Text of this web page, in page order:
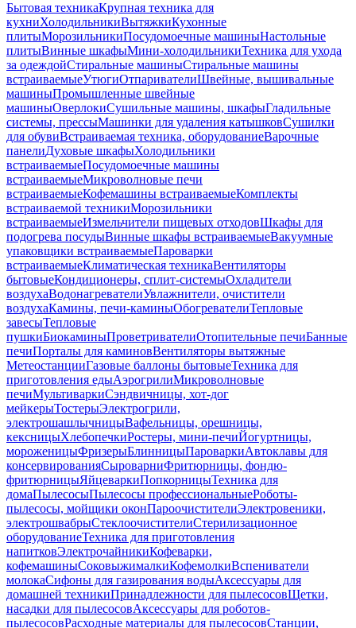
Бытовая техникаКрупная техника для
кухниХолодильникиВытяжкиКухонные
плитыМорозильникиПосудомоечные машиныНастольные
плитыВинные шкафыМини-холодильникиТехника для ухода
за одеждойСтиральные машиныСтиральные машины
встраиваемыеУтюгиОтпаривателиШвейные, вышивальные
машиныПромышленные швейные
машиныОверлокиСушильные машины, шкафыГладильные
системы, прессыМашинки для удаления катышковСушилки
для обувиВстраиваемая техника, оборудованиеВарочные
панелиДуховые шкафыХолодильники
встраиваемыеПосудомоечные машины
встраиваемыеМикроволновые печи
встраиваемыеКофемашины встраиваемыеКомплекты
встраиваемой техникиМорозильники
встраиваемыеИзмельчители пищевых отходовШкафы для
подогрева посудыВинные шкафы встраиваемыеВакуумные
упаковщики встраиваемыеПароварки
встраиваемыеКлиматическая техникаВентиляторы
бытовыеКондиционеры, сплит-системыОхладители
воздухаВодонагревателиУвлажнители, очистители
воздухаКамины, печи-каминыОбогревателиТепловые
завесыТепловые
пушкиБиокаминыПроветривателиОтопительные печиБанные
печиПорталы для каминовВентиляторы вытяжные
МетеостанцииГазовые баллоны бытовыеТехника для
приготовления едыАэрогрилиМикроволновые
печиМультиваркиСэндвичницы, хот-дог
мейкерыТостерыЭлектрогрили,
электрошашлычницыВафельницы, орешницы,
кексницыХлебопечкиРостеры, мини-печиЙогуртницы,
мороженицыФризерыБлинницыПароваркиАвтоклавы для
консервированияСыроварниФритюрницы, фондю-
фритюрницыЯйцеваркиПопкорницыТехника для
домаПылесосыПылесосы профессиональныеРоботы-
пылесосы, мойщики оконПароочистителиЭлектровеники,
электрошвабрыСтеклоочистителиСтерилизационное
оборудованиеТехника для приготовления
напитковЭлектрочайникиКофеварки,
кофемашиныСоковыжималкиКофемолкиВспениватели
молокаСифоны для газирования водыАксессуары для
домашней техникиПринадлежности для пылесосовЩетки,
насадки для пылесосовАксессуары для роботов-
пылесосовРасходные материалы для пылесосовСтанции,